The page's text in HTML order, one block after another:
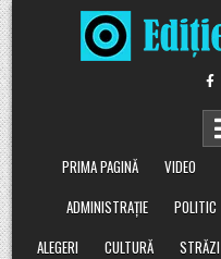
Skip
to
content
PRIMA PAGINĂ
VIDEO
ADMINISTRAȚIE
POLITIC
ALEGERI
CULTURĂ STRĂZI